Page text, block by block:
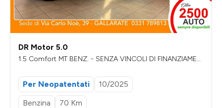
DR Motor 5.0
1.5 Comfort MT BENZ. - SENZA VINCOLI DI FINANZIAMEN
Per Neopatentati
10/2025
Benzina
70 Km